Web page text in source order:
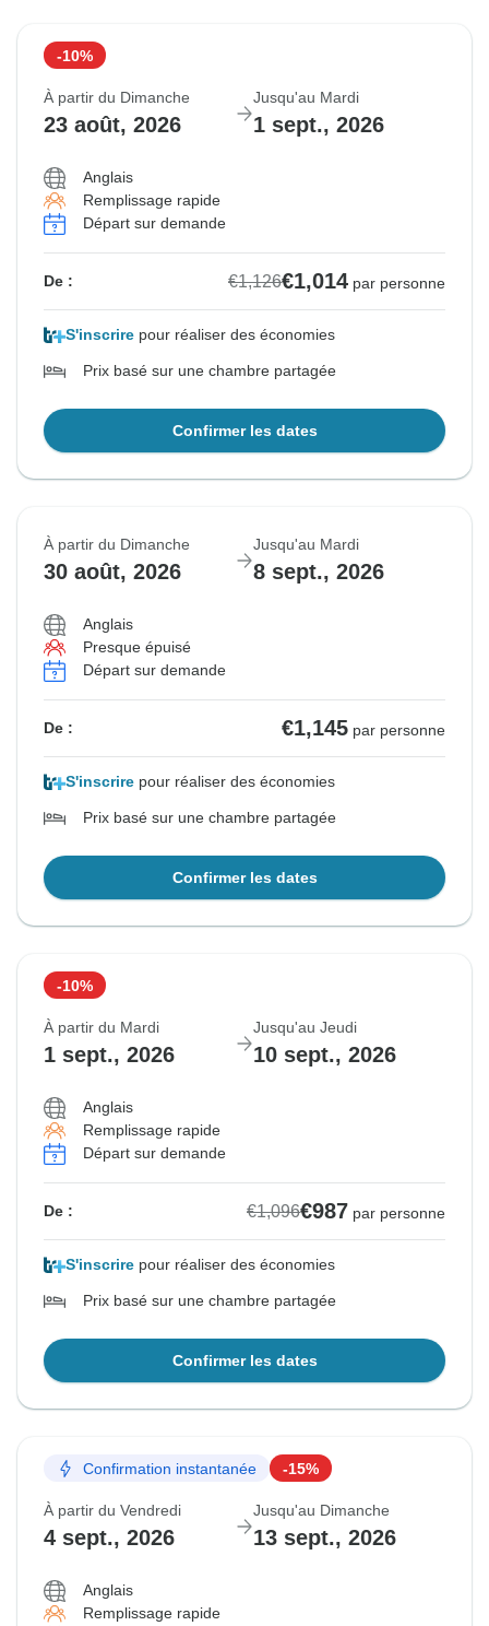
-10%
À partir du Dimanche
23 août, 2026
Jusqu'au Mardi
1 sept., 2026
Anglais
Remplissage rapide
Départ sur demande
De : €1,126€1,014 par personne
S'inscrire pour réaliser des économies
Prix basé sur une chambre partagée
Confirmer les dates
À partir du Dimanche
30 août, 2026
Jusqu'au Mardi
8 sept., 2026
Anglais
Presque épuisé
Départ sur demande
De : €1,145 par personne
S'inscrire pour réaliser des économies
Prix basé sur une chambre partagée
Confirmer les dates
-10%
À partir du Mardi
1 sept., 2026
Jusqu'au Jeudi
10 sept., 2026
Anglais
Remplissage rapide
Départ sur demande
De : €1,096€987 par personne
S'inscrire pour réaliser des économies
Prix basé sur une chambre partagée
Confirmer les dates
Confirmation instantanée -15%
À partir du Vendredi
4 sept., 2026
Jusqu'au Dimanche
13 sept., 2026
Anglais
Remplissage rapide